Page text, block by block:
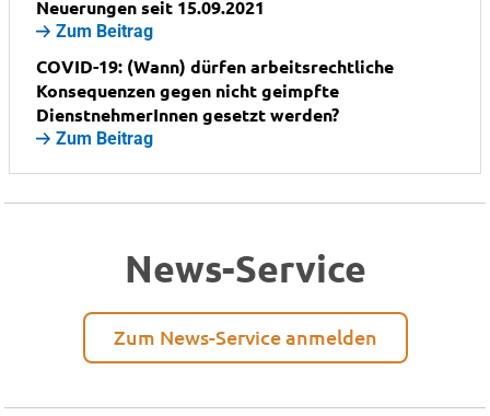
Neuerungen seit 15.09.2021
Zum Beitrag
COVID-19: (Wann) dürfen arbeitsrechtliche
Konsequenzen gegen nicht geimpfte
DienstnehmerInnen gesetzt werden?
Zum Beitrag
News-Service
Zum News-Service anmelden